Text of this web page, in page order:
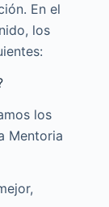
En el
los
los
Mentoria